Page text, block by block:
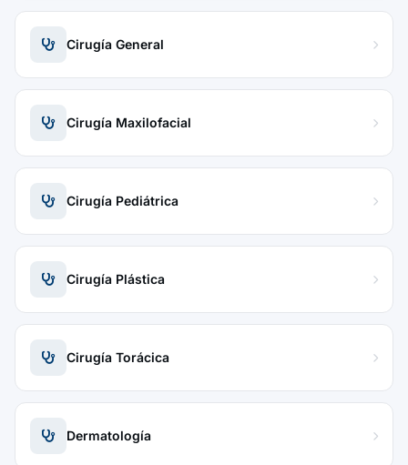
Cirugía General
Cirugía Maxilofacial
Cirugía Pediátrica
Cirugía Plástica
Cirugía Torácica
Dermatología